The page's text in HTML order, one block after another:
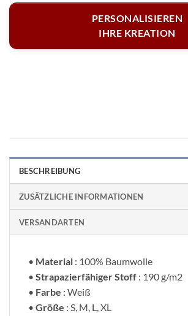
PERSONALISIEREN
IHRE KREATION
BESCHREIBUNG
ZUSÄTZLICHE INFORMATIONEN
VERSANDARTEN
• Material : 100% Baumwolle
• Strapazierfähiger Stoff : 190 g/m2
• Farbe : Weiß
• Größe : S, M, L, XL